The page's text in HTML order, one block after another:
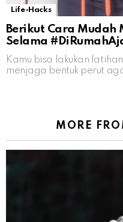
Life-Hacks
Berikut Cara Mudah
Selama
Kamu bisa lakukan
menjaga bentuk perut
MORE